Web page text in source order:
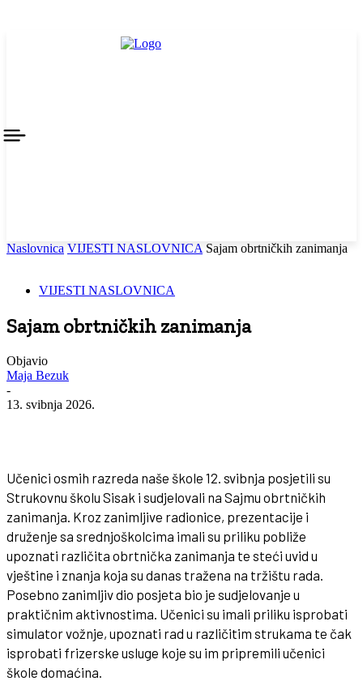
Naslovnica VIJESTI NASLOVNICA Sajam obrtničkih zanimanja
VIJESTI NASLOVNICA
Sajam obrtničkih zanimanja
Objavio
Maja Bezuk
-
13. svibnja 2026.
Učenici osmih razreda naše škole 12. svibnja posjetili su
Strukovnu školu Sisak i sudjelovali na Sajmu obrtničkih
zanimanja. Kroz zanimljive radionice, prezentacije i
druženje sa srednjoškolcima imali su priliku pobliže
upoznati različita obrtnička zanimanja te steći uvid u
vještine i znanja koja su danas tražena na tržištu rada.
Posebno zanimljiv dio posjeta bio je sudjelovanje u
praktičnim aktivnostima. Učenici su imali priliku isprobati
simulator vožnje, upoznati rad u različitim strukama te čak
isprobati frizerske usluge koje su im pripremili učenici
škole domaćina.